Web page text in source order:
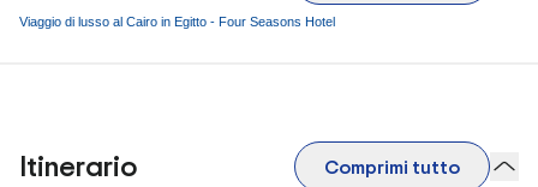
Viaggio di lusso al Cairo in Egitto - Four Seasons Hotel
Itinerario Comprimi tutto